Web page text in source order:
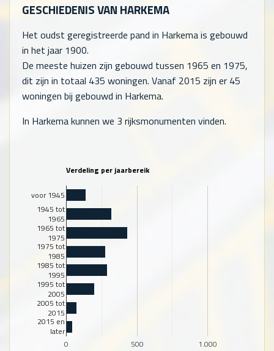
GESCHIEDENIS VAN HARKEMA
Het oudst geregistreerde pand in Harkema is gebouwd
in het jaar 1900.
De meeste huizen zijn gebouwd tussen 1965 en 1975,
dit zijn in totaal 435 woningen. Vanaf 2015 zijn er 45
woningen bij gebouwd in Harkema.
In Harkema kunnen we 3 rijksmonumenten vinden.
Verdeling per jaarbereik
0 500 1.000
voor 1945
1945 tot
1965
1965 tot
1975
1975 tot
1985
1985 tot
1995
1995 tot
2005
2005 tot
2015
2015 en
later